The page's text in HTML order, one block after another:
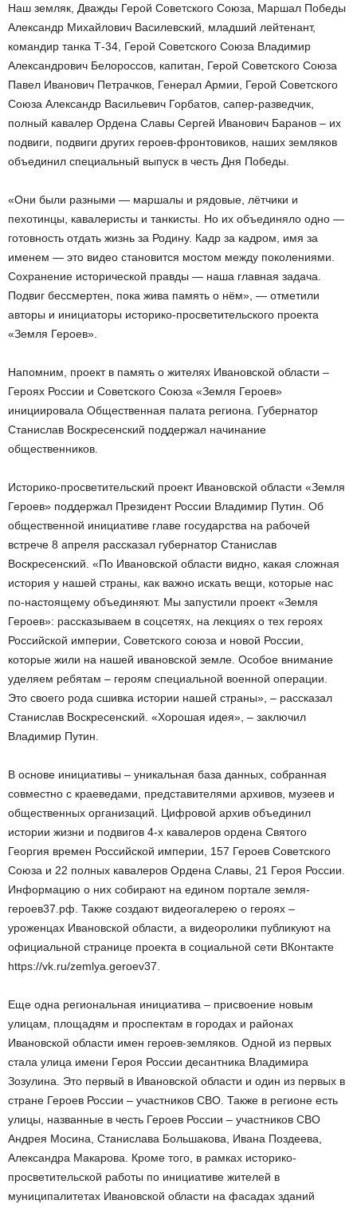
Наш земляк, Дважды Герой Советского Союза, Маршал Победы
Александр Михайлович Василевский, младший лейтенант,
командир танка Т-34, Герой Советского Союза Владимир
Александрович Белороссов, капитан, Герой Советского Союза
Павел Иванович Петрачков, Генерал Армии, Герой Советского
Союза Александр Васильевич Горбатов, сапер-разведчик,
полный кавалер Ордена Славы Сергей Иванович Баранов – их
подвиги, подвиги других героев-фронтовиков, наших земляков
объединил специальный выпуск в честь Дня Победы.
«Они были разными — маршалы и рядовые, лётчики и
пехотинцы, кавалеристы и танкисты. Но их объединяло одно —
готовность отдать жизнь за Родину. Кадр за кадром, имя за
именем — это видео становится мостом между поколениями.
Сохранение исторической правды — наша главная задача.
Подвиг бессмертен, пока жива память о нём», — отметили
авторы и инициаторы историко-просветительского проекта
«Земля Героев».
Напомним, проект в память о жителях Ивановской области –
Героях России и Советского Союза «Земля Героев»
инициировала Общественная палата региона. Губернатор
Станислав Воскресенский поддержал начинание
общественников.
Историко-просветительский проект Ивановской области «Земля
Героев» поддержал Президент России Владимир Путин. Об
общественной инициативе главе государства на рабочей
встрече 8 апреля рассказал губернатор Станислав
Воскресенский. «По Ивановской области видно, какая сложная
история у нашей страны, как важно искать вещи, которые нас
по-настоящему объединяют. Мы запустили проект «Земля
Героев»: рассказываем в соцсетях, на лекциях о тех героях
Российской империи, Советского союза и новой России,
которые жили на нашей ивановской земле. Особое внимание
уделяем ребятам – героям специальной военной операции.
Это своего рода сшивка истории нашей страны», – рассказал
Станислав Воскресенский. «Хорошая идея», – заключил
Владимир Путин.
В основе инициативы – уникальная база данных, собранная
совместно с краеведами, представителями архивов, музеев и
общественных организаций. Цифровой архив объединил
истории жизни и подвигов 4-х кавалеров ордена Святого
Георгия времен Российской империи, 157 Героев Советского
Союза и 22 полных кавалеров Ордена Славы, 21 Героя России.
Информацию о них собирают на едином портале земля-
героев37.рф. Также создают видеогалерею о героях –
уроженцах Ивановской области, а видеоролики публикуют на
официальной странице проекта в социальной сети ВКонтакте
https://vk.ru/zemlya.geroev37.
Еще одна региональная инициатива – присвоение новым
улицам, площадям и проспектам в городах и районах
Ивановской области имен героев-земляков. Одной из первых
стала улица имени Героя России десантника Владимира
Зозулина. Это первый в Ивановской области и один из первых в
стране Героев России – участников СВО. Также в регионе есть
улицы, названные в честь Героев России – участников СВО
Андрея Мосина, Станислава Большакова, Ивана Поздеева,
Александра Макарова. Кроме того, в рамках историко-
просветительской работы по инициативе жителей в
муниципалитетах Ивановской области на фасадах зданий